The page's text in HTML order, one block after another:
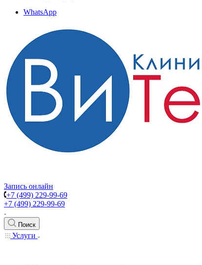
WhatsApp
Запись онлайн
+7 (499) 229-99-69
+7 (499) 229-99-69
Поиск
Услуги